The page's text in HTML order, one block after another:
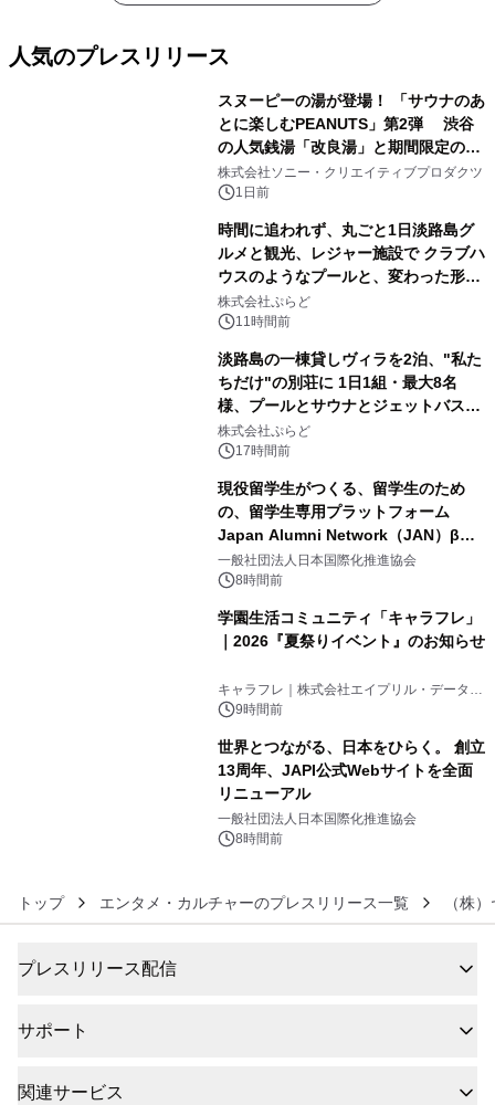
人気のプレスリリース
スヌーピーの湯が登場！ 「サウナのあ
とに楽しむPEANUTS」第2弾 渋谷
の人気銭湯「改良湯」と期間限定のコ
ラボレーション サウナイキタイコラ
ボグッズも発売決定！
株式会社ソニー・クリエイティブプロダクツ
1日前
時間に追われず、丸ごと1日淡路島グ
ルメと観光、レジャー施設で クラブハ
ウスのようなプールと、変わった形の
サウナも 「THE BOXY AWAJI」のお
得な素泊まり連泊プランで
株式会社ぷらど
11時間前
淡路島の一棟貸しヴィラを2泊、"私た
ちだけ"の別荘に 1日1組・最大8名
様、プールとサウナとジェットバス付
きで Villa Mon Temps AWAJIの連泊
素泊りプラン
株式会社ぷらど
17時間前
現役留学生がつくる、留学生のため
の、留学生専用プラットフォーム
Japan Alumni Network（JAN）β版
をリリース
一般社団法人日本国際化推進協会
8時間前
学園生活コミュニティ「キャラフレ」
｜2026『夏祭りイベント』のお知らせ
キャラフレ｜株式会社エイプリル・データ・
デザインズ
9時間前
世界とつながる、日本をひらく。 創立
13周年、JAPI公式Webサイトを全面
リニューアル
一般社団法人日本国際化推進協会
8時間前
トップ エンタメ・カルチャーのプレスリリース一覧 （株
プレスリリース配信
サポート
関連サービス